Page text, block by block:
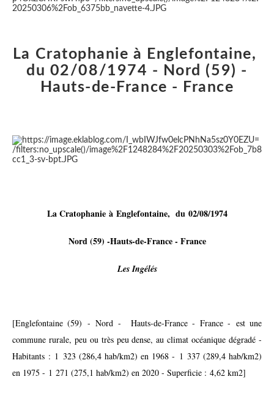
La Cratophanie à Englefontaine,
du 02/08/1974 - Nord (59) -
Hauts-de-France - France
La Cratophanie à Englefontaine, du 02/08/1974
Nord (59) -Hauts-de-France - France
Les Ingélés
[Englefontaine (59) - Nord - Hauts-de-France - France - est une
commune rurale, peu ou très peu dense, au climat océanique dégradé -
Habitants : 1 323 (286,4 hab/km2) en 1968 - 1 337 (289,4 hab/km2)
en 1975 - 1 271 (275,1 hab/km2) en 2020 - Superficie : 4,62 km2]